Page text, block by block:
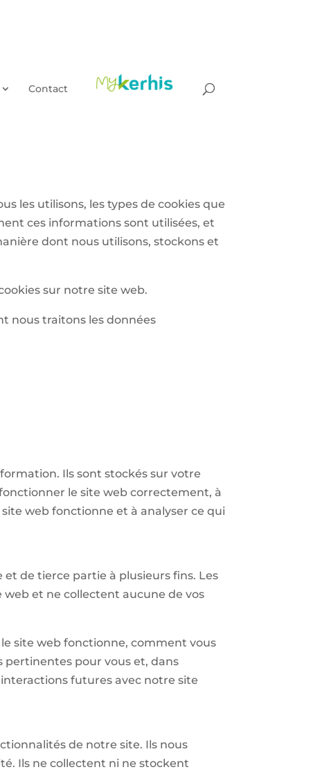
Contact
les utilisons, les types de cookies que
ces informations sont utilisées, et
dont nous utilisons, stockons et
sur notre site web.
nous traitons les données
Ils sont stockés sur votre
le site web correctement, à
web fonctionne et à analyser ce qui
de tierce partie à plusieurs fins. Les
et ne collectent aucune de vos
site web fonctionne, comment vous
pertinentes pour vous et, dans
futures avec notre site
de notre site. Ils nous
Ils ne collectent ni ne stockent